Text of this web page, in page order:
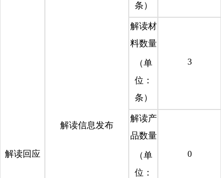
解读回应
解读信息发布
条）
解读材
料数量
（单
位：
条）
3
解读产
品数量
（单
位：
0